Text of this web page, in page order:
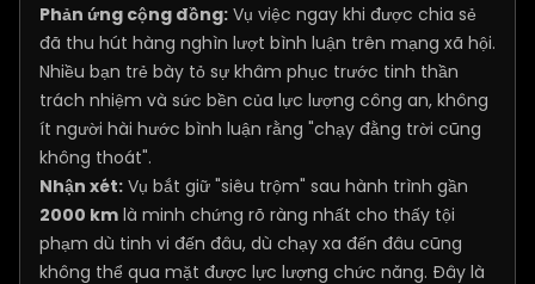
Phản ứng cộng đồng: Vụ việc ngay khi được chia sẻ
đã thu hút hàng nghìn lượt bình luận trên mạng xã hội.
Nhiều bạn trẻ bày tỏ sự khâm phục trước tinh thần
trách nhiệm và sức bền của lực lượng công an, không
ít người hài hước bình luận rằng "chạy đằng trời cũng
không thoát".
Nhận xét: Vụ bắt giữ "siêu trộm" sau hành trình gần
2000 km là minh chứng rõ ràng nhất cho thấy tội
phạm dù tinh vi đến đâu, dù chạy xa đến đâu cũng
không thể qua mặt được lực lượng chức năng. Đây là